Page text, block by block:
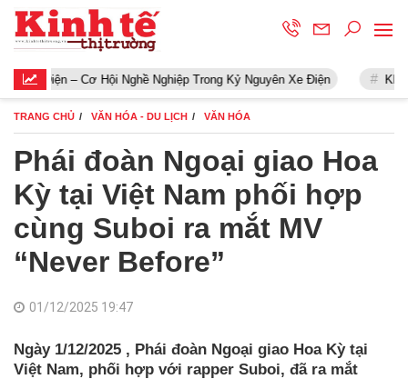
– Cơ Hội Nghề Nghiệp Trong Kỷ Nguyên Xe Điện Khởi động
TRANG CHỦ VĂN HÓA - DU LỊCH VĂN HÓA
Phái đoàn Ngoại giao Hoa
Kỳ tại Việt Nam phối hợp
cùng Suboi ra mắt MV
“Never Before”
01/12/2025 19:47
Ngày 1/12/2025 , Phái đoàn Ngoại giao Hoa Kỳ tại
Việt Nam, phối hợp với rapper Suboi, đã ra mắt